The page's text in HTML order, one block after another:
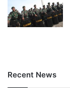
Recent News